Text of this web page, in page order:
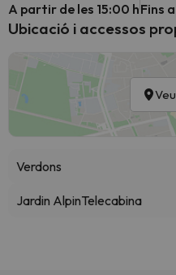
A partir de les 15:00 hFins
Ubicació i accessos
Verdons
Jardin AlpinTelecabina